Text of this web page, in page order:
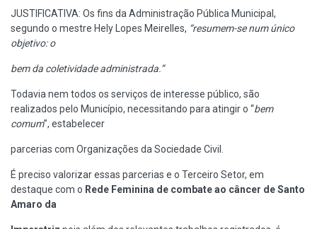
JUSTIFICATIVA: Os fins da Administração Pública Municipal,
segundo o mestre Hely Lopes Meirelles, “resumem-se num único
objetivo: o
bem da coletividade administrada.”
Todavia nem todos os serviços de interesse público, são
realizados pelo Município, necessitando para atingir o “bem
comum”, estabelecer
parcerias com Organizações da Sociedade Civil.
É preciso valorizar essas parcerias e o Terceiro Setor, em
destaque com o Rede Feminina de combate ao câncer de Santo
Amaro da